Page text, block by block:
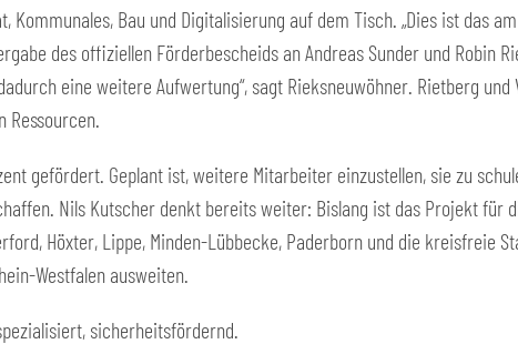
Bau und Digitalisierung auf dem Tisch. „Dies ist das
des offiziellen Förderbescheids an Andreas Sunder und Robin
eine weitere Aufwertung“, sagt Rieksneuwöhner. Rietberg und
Ressourcen.
gefördert. Geplant ist, weitere Mitarbeiter einzustellen, sie zu
Nils Kutscher denkt bereits weiter: Bislang ist das Projekt für
Höxter, Lippe, Minden-Lübbecke, Paderborn und die kreisfreie
Westfalen ausweiten.
sicherheitsfördernd.